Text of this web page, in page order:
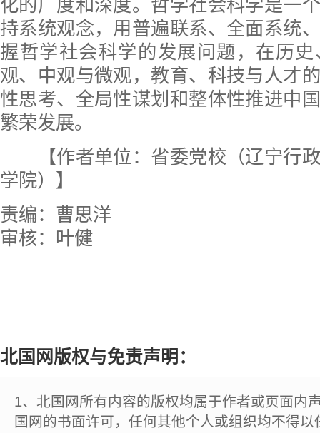
化的广度和深度。哲学社会科学是一
持系统观念，用普遍联系、全面系统
握哲学社会科学的发展问题，在历
观、中观与微观，教育、科技与人才
性思考、全局性谋划和整体性推进中
繁荣发展。
【作者单位：省委党校（辽宁行政
学院）】
责编：曹思洋
审核：叶健
北国网版权与免责声明：
1、北国网所有内容的版权均属于作者或页面内
国网的书面许可，任何其他个人或组织均不得